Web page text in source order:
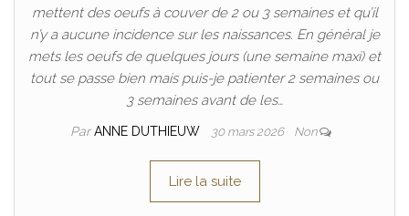
mettent des oeufs à couver de 2 ou 3 semaines et qu’il
n’y a aucune incidence sur les naissances. En général je
mets les oeufs de quelques jours (une semaine maxi) et
tout se passe bien mais puis-je patienter 2 semaines ou
3 semaines avant de les…
ParANNE DUTHIEUW 30 mars 2026 Non
Lire la suite